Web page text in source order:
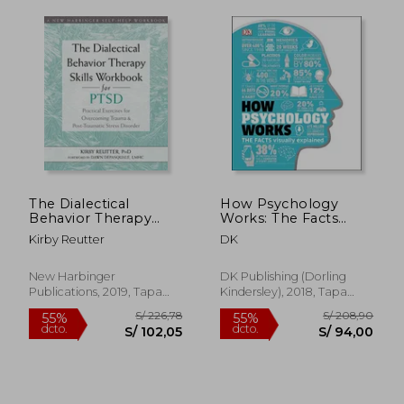
dcto. dcto.
The Dialectical
Behavior Therapy
Skills Workbook for
Ptsd: Practical
Overcoming Trauma
and Post-Traumatic
Inglés)
Kirby Reutter
New Harbinger
Publications, 2019, Tapa
Blanda, Nuevo
How Psychology
Works: The Facts
Visually Explained
(How Things Work)
DK
DK Publishing (Dorling
Kindersley), 2018, Tapa
Dura, Nuevo